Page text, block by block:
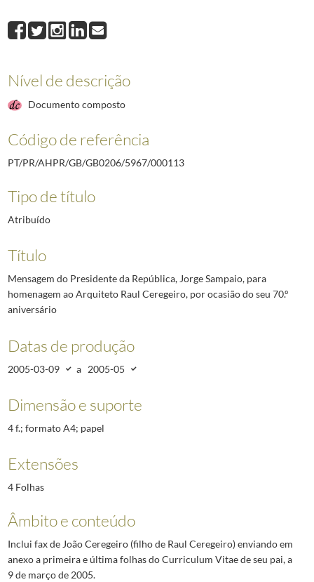
000114Mensagem do Presidente da República, Jorge Sampaio, por
000003Texto do Presidente da República, Jorge Sampaio, para o "Livro de
000005
Mensagem do Presidente da República, Jorge Sampaio, para por
(...)
Nível de descrição
Documento composto
Código de referência
PT/PR/AHPR/GB/GB0206/5967/000113
Tipo de título
Atribuído
Título
Mensagem do Presidente da República, Jorge Sampaio, para
homenagem ao Arquiteto Raul Ceregeiro, por ocasião do seu 70.º
aniversário
Datas de produção
2005-03-09 a 2005-05
Dimensão e suporte
4 f.; formato A4; papel
Extensões
4 Folhas
Âmbito e conteúdo
Inclui fax de João Ceregeiro (filho de Raul Ceregeiro) enviando em
anexo a primeira e última folhas do Curriculum Vitae de seu pai, a
9 de março de 2005.